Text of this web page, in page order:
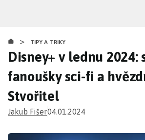
obsahu
> TIPY A TRIKY
Disney+ v lednu 2024:
fanoušky sci-fi a
Stvořitel
Jakub Fišer04.01.2024